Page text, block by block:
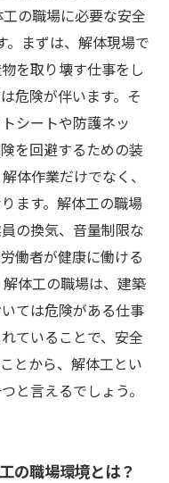
の職場に必要な安全
。まずは、解体現場で
を取り壊す仕事をし
危険が伴います。そ
シートや防護ネッ
を回避するための装
体作業だけでなく、
ます。解体工の職場
の換気、音量制限な
働者が健康に働ける
体工の職場は、建築
ては危険がある仕事
ていることで、安全
とから、解体工とい
と言えるでしょう。
の職場環境とは？